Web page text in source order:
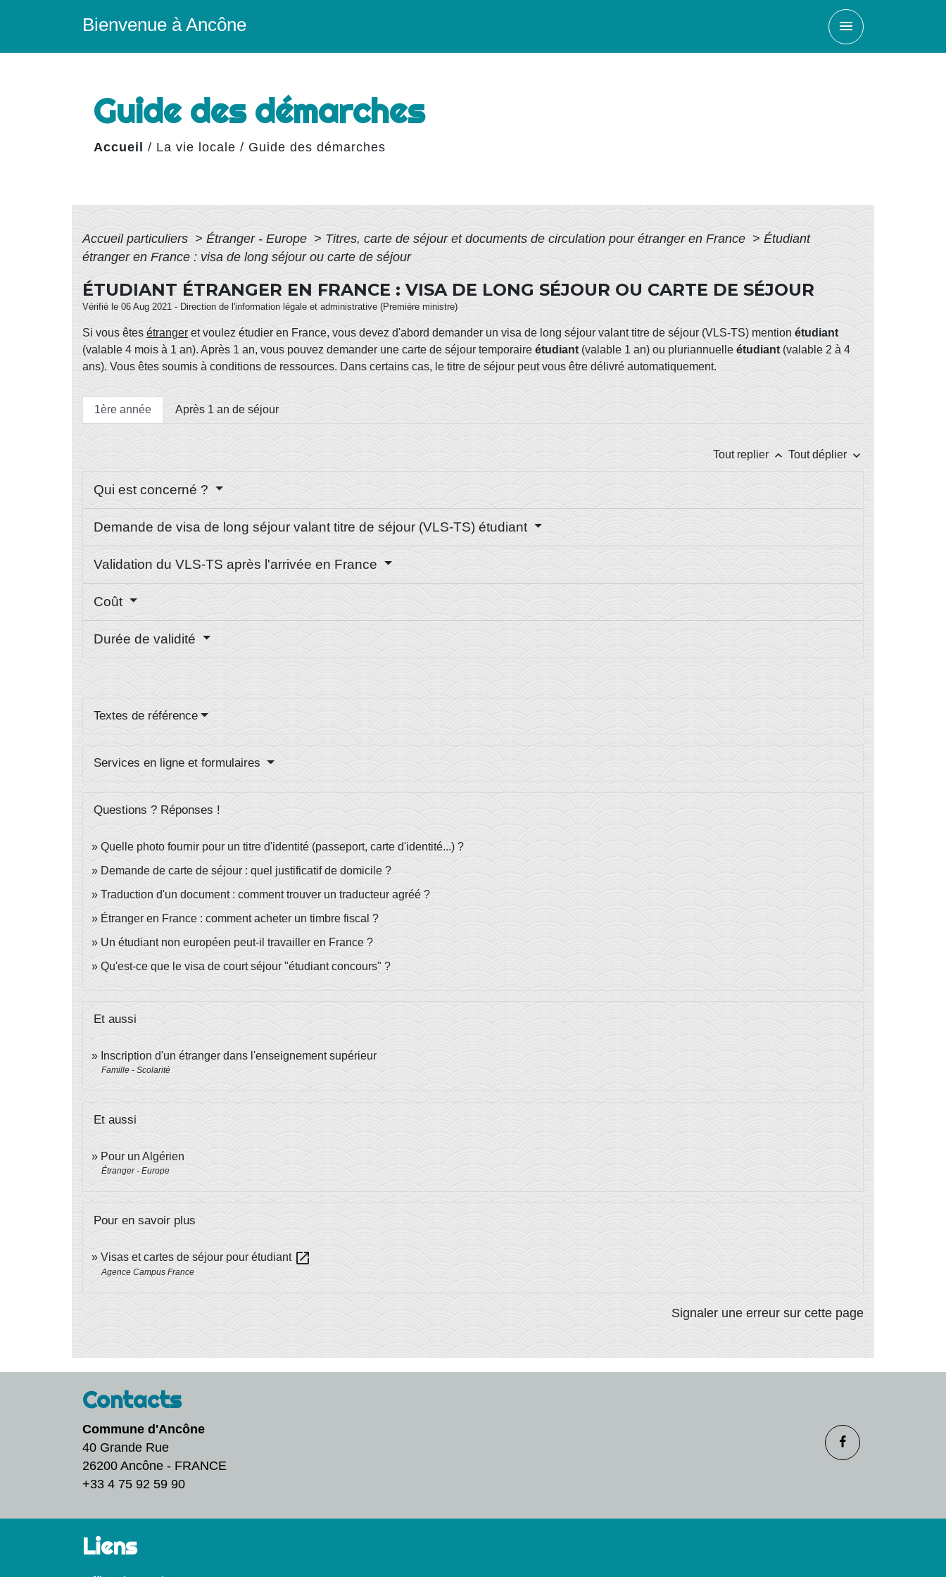
Bienvenue à Ancône menu
Guide des démarches
Accueil / La vie locale / Guide des démarches
Accueil particuliers > Étranger - Europe > Titres, carte de séjour et documents de circulation pour étranger en France > Étudiant
étranger en France : visa de long séjour ou carte de séjour
ÉTUDIANT ÉTRANGER EN FRANCE : VISA DE LONG SÉJOUR OU CARTE DE SÉJOUR
Vérifié le 06 Aug 2021 - Direction de l'information légale et administrative (Première ministre)
Si vous êtes étranger et voulez étudier en France, vous devez d'abord demander un visa de long séjour valant titre de séjour (VLS-TS) mention étudiant
(valable 4 mois à 1 an). Après 1 an, vous pouvez demander une carte de séjour temporaire étudiant (valable 1 an) ou pluriannuelle étudiant (valable 2 à 4
ans). Vous êtes soumis à conditions de ressources. Dans certains cas, le titre de séjour peut vous être délivré automatiquement.
1ère année Après 1 an de séjour
Tout replier keyboard_arrow_up Tout déplier keyboard_arrow_down
Qui est concerné ?
Demande de visa de long séjour valant titre de séjour (VLS-TS) étudiant
Validation du VLS-TS après l'arrivée en France
Coût
Durée de validité
Textes de référence
Services en ligne et formulaires
Questions ? Réponses !
Quelle photo fournir pour un titre d'identité (passeport, carte d'identité...) ?
Demande de carte de séjour : quel justificatif de domicile ?
Traduction d'un document : comment trouver un traducteur agréé ?
Étranger en France : comment acheter un timbre fiscal ?
Un étudiant non européen peut-il travailler en France ?
Qu'est-ce que le visa de court séjour "étudiant concours" ?
Et aussi
Inscription d'un étranger dans l'enseignement supérieur
Famille - Scolarité
Et aussi
Pour un Algérien
Étranger - Europe
Pour en savoir plus
Visas et cartes de séjour pour étudiant open_in_new
Agence Campus France
Signaler une erreur sur cette page
Contacts
Commune d'Ancône
40 Grande Rue
26200 Ancône - FRANCE
+33 4 75 92 59 90
Liens